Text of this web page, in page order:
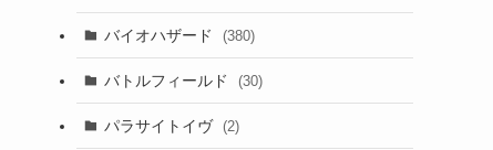
バイオハザード (380)
バトルフィールド (30)
パラサイトイヴ (2)